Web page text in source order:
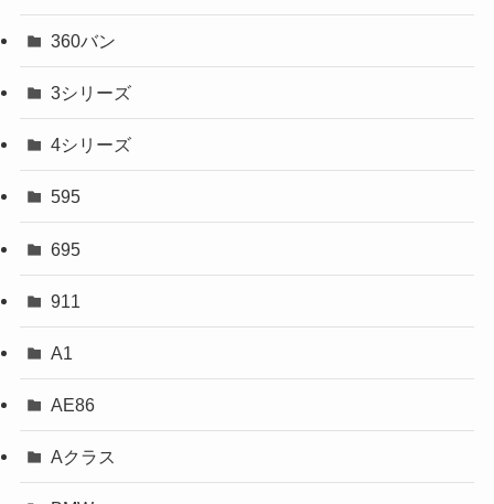
360バン
3シリーズ
4シリーズ
595
695
911
A1
AE86
Aクラス